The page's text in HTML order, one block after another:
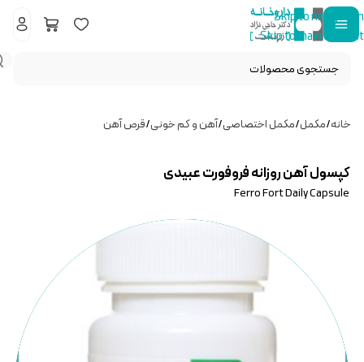
Skip to navigation
Skip to main content
خانه/مکمل/مکمل اختصاصی/آهن و کم خونی/قرص آهن
کپسول آهن روزانه فروفورت عبیدی
Ferro Fort Daily Capsule